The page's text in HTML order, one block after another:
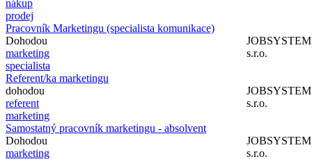
nákup
prodej
Pracovník Marketingu (specialista komunikace)
Dohodou
marketing
specialista
JOBSYSTEM
s.r.o.
Referent/ka marketingu
dohodou
referent
marketing
JOBSYSTEM
s.r.o.
Samostatný pracovník marketingu - absolvent
Dohodou
marketing
JOBSYSTEM
s.r.o.